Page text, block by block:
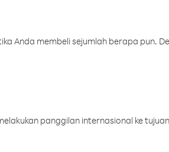
Anda membeli sejumlah berapa pun.
panggilan internasional ke